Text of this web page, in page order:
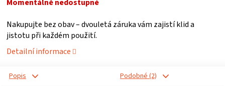
LODGE
VAKUOVAČKY
LEDNICE
Momentálně nedostupné
Nakupujte bez obav – dvouletá záruka vám zajistí klid a
jistotu při každém použití.
Detailní informace
Popis
Podobné (2)